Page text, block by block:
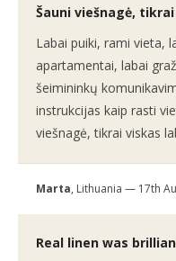
Šauni viešnagė,
Labai puiki, rami vieta,
apartamentai, labai
šeimininkų
instrukcijas kaip rasti
viešnagė, tikrai viskas
Marta, Lithuania — 17th
Real linen was